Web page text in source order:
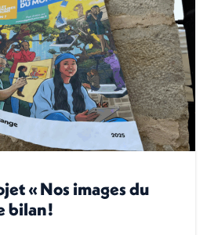
« Nos images du
bilan !